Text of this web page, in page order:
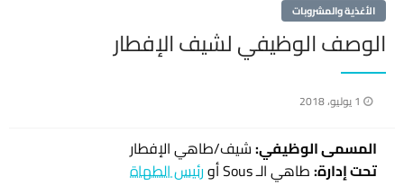
الأغذية والمشروبات
الوصف الوظيفي لشيف الإفطار
نُشر1 يوليو، 2018
المسمى الوظيفي:شيف/طاهي الإفطار
تحت إدارة:طاهي الـ Sous أو
رئيس الطهاة